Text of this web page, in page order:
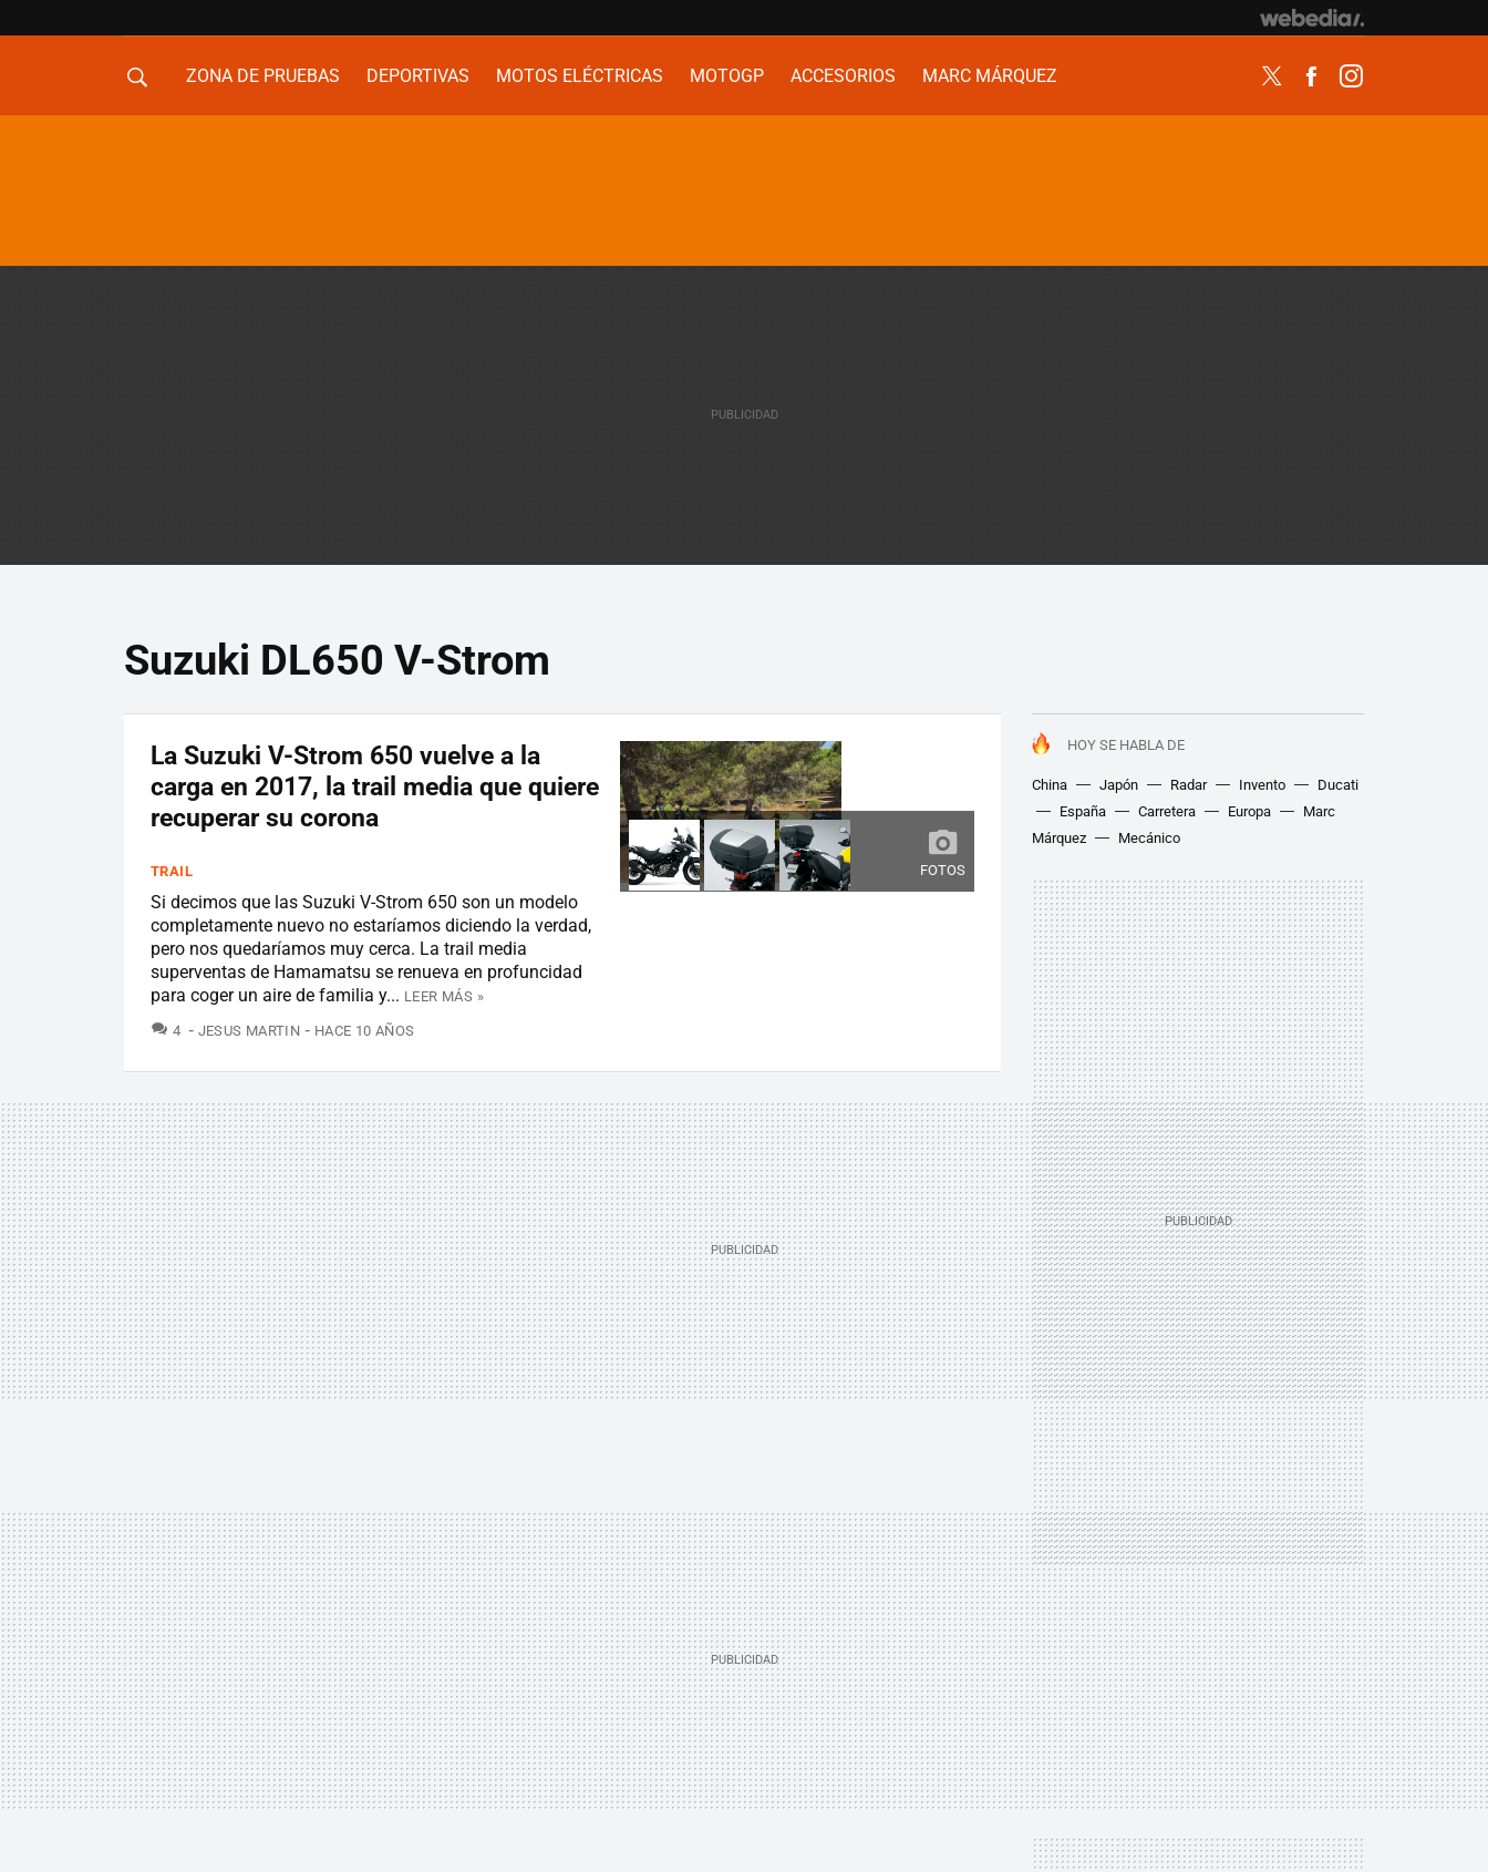
ZONA DE PRUEBAS DEPORTIVAS MOTOS ELÉCTRICAS MOTOGP ACCESORIOS
MARC MÁRQUEZ
Twitter Facebook
Suzuki DL650 V-Strom
HOY SE HABLA DE
China Japón Radar Invento
Ducati
España
Carretera Europa
Marc
Márquez
Mecánico
FOTOS
La Suzuki V-Strom 650 vuelve a la
carga en 2017, la trail media que quiere
recuperar su corona
TRAIL
Si decimos que las Suzuki V-Strom 650 son un modelo
completamente nuevo no estaríamos diciendo la verdad,
pero nos quedaríamos muy cerca. La trail media
superventas de Hamamatsu se renueva en profuncidad
para coger un aire de familia y... LEER MÁS »
4 COMENTARIOS
JESUS MARTIN HACE 10 AÑOS